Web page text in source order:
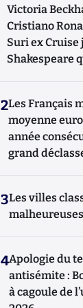
Victoria
Cristiano
Suri ex Cruise
Shakespeare
2Les Français
moyenne
année
grand
3Les villes
4Apologie du
antisémite :
à cagoule de